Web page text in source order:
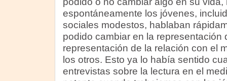
espontáneamente los jóvenes,
sociales modestos, hablaban
podido cambiar en la representación
representación de la relación con el
los otros. Esto ya lo había sentido
entrevistas sobre la lectura en el